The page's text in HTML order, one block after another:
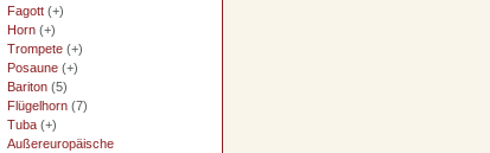
Fagott (+)
Horn (+)
Trompete (+)
Posaune (+)
Bariton (5)
Flügelhorn (7)
Tuba (+)
Außereuropäische